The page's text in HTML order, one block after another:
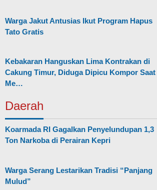
Warga Jakut Antusias Ikut Program Hapus
Tato Gratis
Kebakaran Hanguskan Lima Kontrakan di
Cakung Timur, Diduga Dipicu Kompor Saat
Me…
Daerah
Koarmada RI Gagalkan Penyelundupan 1,3
Ton Narkoba di Perairan Kepri
Warga Serang Lestarikan Tradisi “Panjang
Mulud”